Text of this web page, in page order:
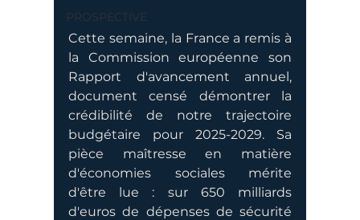
PROSPECTIVE
Cette semaine, la France a remis à
la Commission européenne son
Rapport d'avancement annuel,
document censé démontrer la
crédibilité de notre trajectoire
budgétaire pour 2025-2029. Sa
pièce maîtresse en matière
d'économies sociales mérite
d'être lue : sur 650 milliards
d'euros de dépenses de sécurité